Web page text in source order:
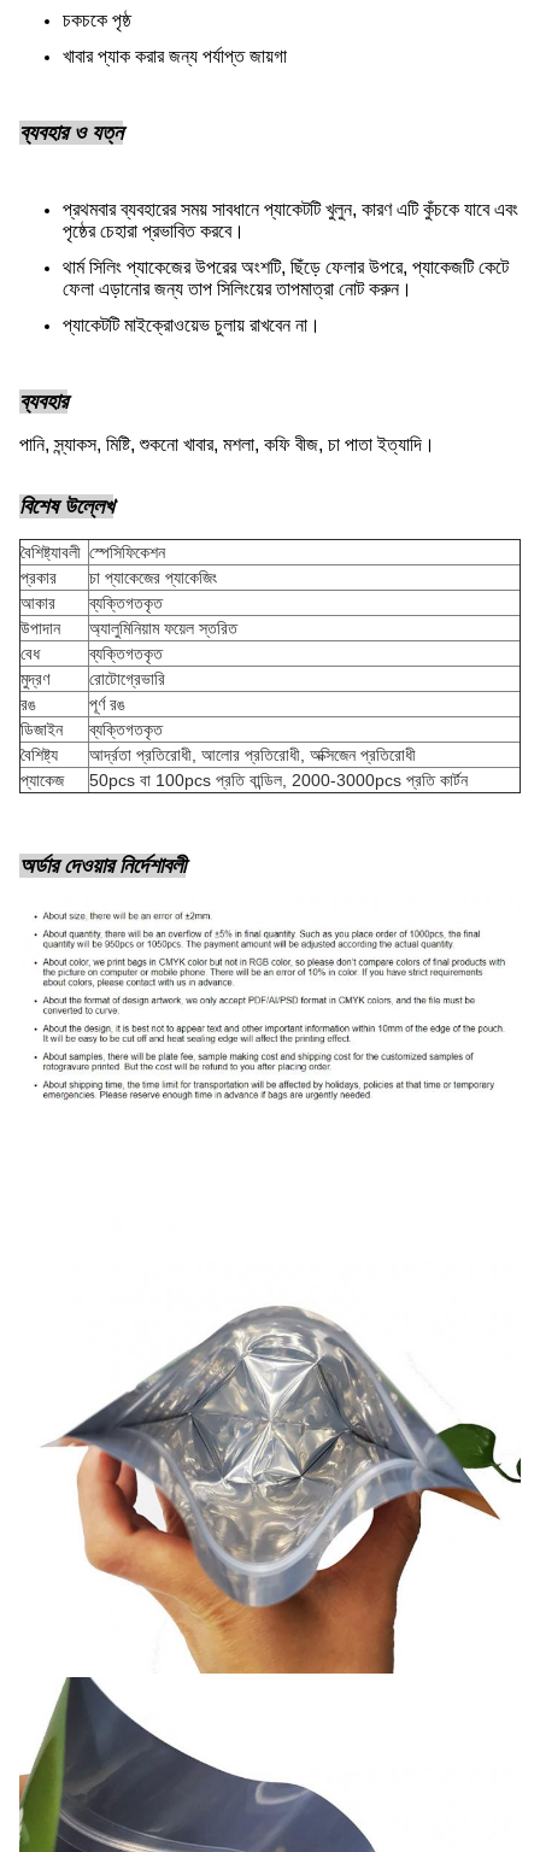
চকচকে পৃষ্ঠ
খাবার প্যাক করার জন্য পর্যাপ্ত জায়গা
ব্যবহার ও যত্ন
প্রথমবার ব্যবহারের সময় সাবধানে প্যাকেটটি খুলুন, কারণ এটি কুঁচকে যাবে এবং
পৃষ্ঠের চেহারা প্রভাবিত করবে।
থার্ম সিলিং প্যাকেজের উপরের অংশটি, ছিঁড়ে ফেলার উপরে, প্যাকেজটি কেটে
ফেলা এড়ানোর জন্য তাপ সিলিংয়ের তাপমাত্রা নোট করুন।
প্যাকেটটি মাইক্রোওয়েভ চুলায় রাখবেন না।
ব্যবহার
পানি, স্ন্যাকস, মিষ্টি, শুকনো খাবার, মশলা, কফি বীজ, চা পাতা ইত্যাদি।
বিশেষ উল্লেখ
বৈশিষ্ট্যাবলী স্পেসিফিকেশন
প্রকার
চা প্যাকেজের প্যাকেজিং
আকার
ব্যক্তিগতকৃত
উপাদান
অ্যালুমিনিয়াম ফয়েল স্তরিত
বেধ
ব্যক্তিগতকৃত
মুদ্রণ
রোটোগ্রেভারি
রঙ
পূর্ণ রঙ
ডিজাইন
ব্যক্তিগতকৃত
বৈশিষ্ট্য
আর্দ্রতা প্রতিরোধী, আলোর প্রতিরোধী, অক্সিজেন প্রতিরোধী
প্যাকেজ
50pcs বা 100pcs প্রতি বান্ডিল, 2000-3000pcs প্রতি কার্টন
অর্ডার দেওয়ার নির্দেশাবলী